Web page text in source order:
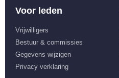
Voor leden
Vrijwilligers
Bestuur & commissies
Gegevens wijzigen
Privacy verklaring